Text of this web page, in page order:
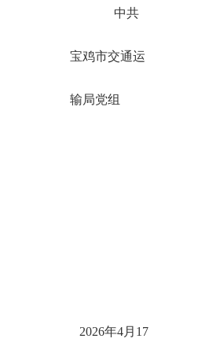
中共
宝鸡市交通运
输局党组
2026年4月17